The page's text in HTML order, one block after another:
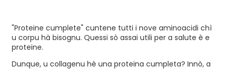
"Proteine ​​cumplete" cuntene tutti i nove aminoacidi chì
u corpu hà bisognu. Quessi sò assai utili per a salute è e
proteine.
Dunque, u collagenu hè una proteina cumpleta? Innò, a